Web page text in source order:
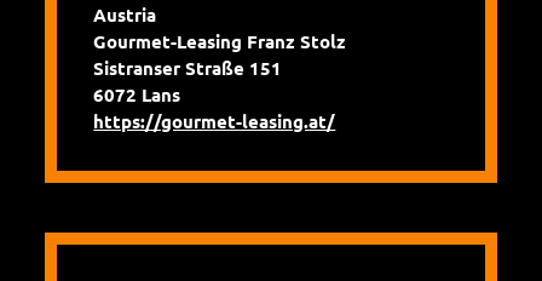
Austria
Gourmet-Leasing Franz Stolz
Sistranser Straße 151
6072 Lans
https://gourmet-leasing.at/